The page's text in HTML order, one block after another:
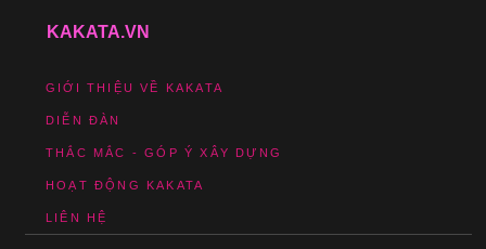
KAKATA.VN
GIỚI THIỆU VỀ KAKATA
DIỄN ĐÀN
THẮC MẮC - GÓP Ý XÂY DỰNG
HOẠT ĐỘNG KAKATA
LIÊN HỆ